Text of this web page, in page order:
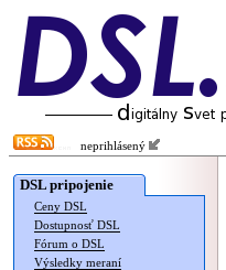
neprihlásený
DSL pripojenie
Ceny DSL
Dostupnosť DSL
Fórum o DSL
Výsledky meraní